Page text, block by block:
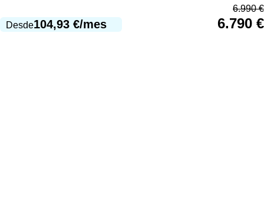
Desde104,93 €/mes
6.990€
6.790 €